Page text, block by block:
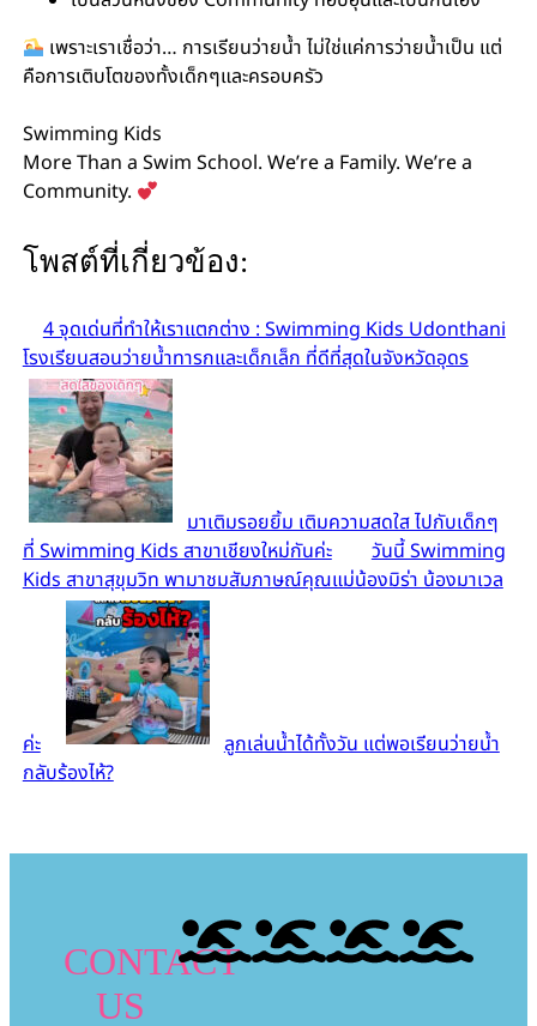
เพราะเราเชื่อว่า… การเรียนว่ายน้ำ ไม่ใช่แค่การว่ายน้ำเป็น แต่
คือการเติบโตของทั้งเด็กๆและครอบครัว
Swimming Kids
More Than a Swim School. We’re a Family. We’re a
Community.
โพสต์ที่เกี่ยวข้อง:
4 จุดเด่นที่ทำให้เราแตกต่าง : Swimming Kids Udonthani
โรงเรียนสอนว่ายน้ำทารกและเด็กเล็ก ที่ดีที่สุดในจังหวัดอุดร
มาเติมรอยยิ้ม เติมความสดใส ไปกับเด็กๆ
ที่ Swimming Kids สาขาเชียงใหม่กันค่ะ
วันนี้ Swimming
Kids สาขาสุขุมวิท พามาชมสัมภาษณ์คุณแม่น้องมิร่า น้องมาเวล
ค่ะ
ลูกเล่นน้ำได้ทั้งวัน แต่พอเรียนว่ายน้ำ
กลับร้องไห้?
CONTACT
US